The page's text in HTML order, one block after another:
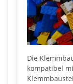
Die
kompatibel